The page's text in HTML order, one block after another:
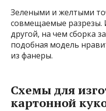
Зелеными и желтыми
совмещаемые разрезы.
другой, на чем сборка
подобная модель
из фанеры.
Схемы для
картонной